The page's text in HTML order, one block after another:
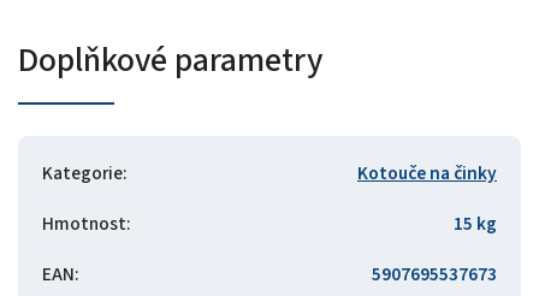
Doplňkové parametry
Kategorie:
Kotouče na činky
Hmotnost:
15 kg
EAN:
5907695537673